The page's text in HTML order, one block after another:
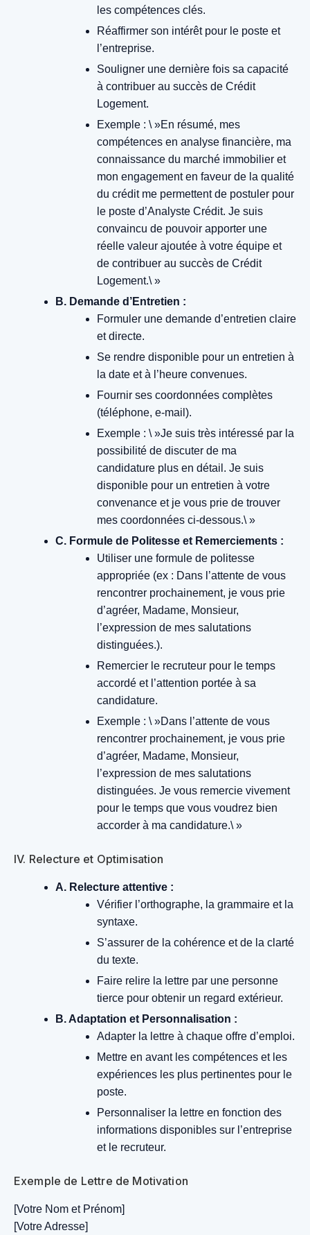
les compétences clés.
Réaffirmer son intérêt pour le poste et
l’entreprise.
Souligner une dernière fois sa capacité
à contribuer au succès de Crédit
Logement.
Exemple : \ »En résumé, mes
compétences en analyse financière, ma
connaissance du marché immobilier et
mon engagement en faveur de la qualité
du crédit me permettent de postuler pour
le poste d’Analyste Crédit. Je suis
convaincu de pouvoir apporter une
réelle valeur ajoutée à votre équipe et
de contribuer au succès de Crédit
Logement.\ »
B. Demande d’Entretien :
Formuler une demande d’entretien claire
et directe.
Se rendre disponible pour un entretien à
la date et à l’heure convenues.
Fournir ses coordonnées complètes
(téléphone, e-mail).
Exemple : \ »Je suis très intéressé par la
possibilité de discuter de ma
candidature plus en détail. Je suis
disponible pour un entretien à votre
convenance et je vous prie de trouver
mes coordonnées ci-dessous.\ »
C. Formule de Politesse et Remerciements :
Utiliser une formule de politesse
appropriée (ex : Dans l’attente de vous
rencontrer prochainement, je vous prie
d’agréer, Madame, Monsieur,
l’expression de mes salutations
distinguées.).
Remercier le recruteur pour le temps
accordé et l’attention portée à sa
candidature.
Exemple : \ »Dans l’attente de vous
rencontrer prochainement, je vous prie
d’agréer, Madame, Monsieur,
l’expression de mes salutations
distinguées. Je vous remercie vivement
pour le temps que vous voudrez bien
accorder à ma candidature.\ »
IV. Relecture et Optimisation
A. Relecture attentive :
Vérifier l’orthographe, la grammaire et la
syntaxe.
S’assurer de la cohérence et de la clarté
du texte.
Faire relire la lettre par une personne
tierce pour obtenir un regard extérieur.
B. Adaptation et Personnalisation :
Adapter la lettre à chaque offre d’emploi.
Mettre en avant les compétences et les
expériences les plus pertinentes pour le
poste.
Personnaliser la lettre en fonction des
informations disponibles sur l’entreprise
et le recruteur.
Exemple de Lettre de Motivation
[Votre Nom et Prénom]
[Votre Adresse]